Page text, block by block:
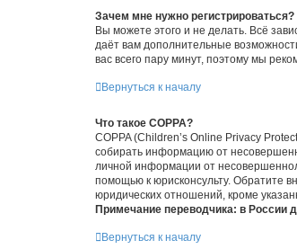
Зачем мне нужно регистрироваться?
Вы можете этого и не делать. Всё
даёт вам дополнительные
вас всего пару минут, поэтому мы
Вернуться к началу
Что такое COPPA?
COPPA (Children’s Online Privacy
собирать информацию от
личной информации от
помощью к юрисконсульту. Обратите
юридических отношений, кроме
Примечание переводчика: в России
Вернуться к началу